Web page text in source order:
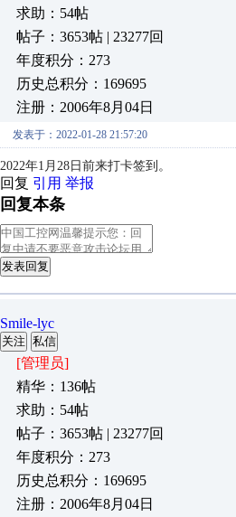
求助：54帖
帖子：3653帖 | 23277回
年度积分：273
历史总积分：169695
注册：2006年8月04日
发表于：2022-01-28 21:57:20
2022年1月28日前来打卡签到。
回复 引用 举报
回复本条
发表回复
Smile-lyc
关注 私信
[管理员]
精华：136帖
求助：54帖
帖子：3653帖 | 23277回
年度积分：273
历史总积分：169695
注册：2006年8月04日